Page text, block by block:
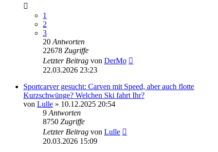
1
2
3
20 Antworten
22678 Zugriffe
Letzter Beitrag von DerMo
22.03.2026 23:23
Sportcarver gesucht: Carven mit Speed, aber auch flotte
Kurzschwünge? Welchen Ski fahrt Ihr?
von Lulle » 10.12.2025 20:54
9 Antworten
8750 Zugriffe
Letzter Beitrag von Lulle
20.03.2026 15:09